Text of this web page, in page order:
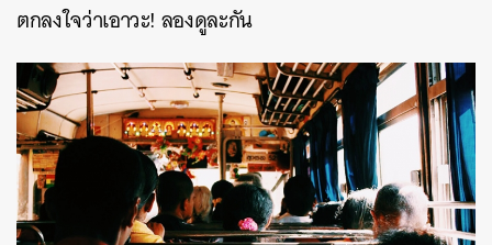
ตกลงใจว่าเอาวะ! ลองดูละกัน
ค้นหา